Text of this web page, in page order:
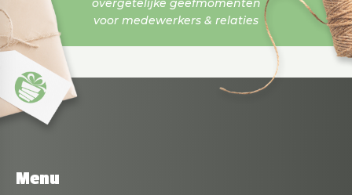
voor medewerkers & relaties
Menu